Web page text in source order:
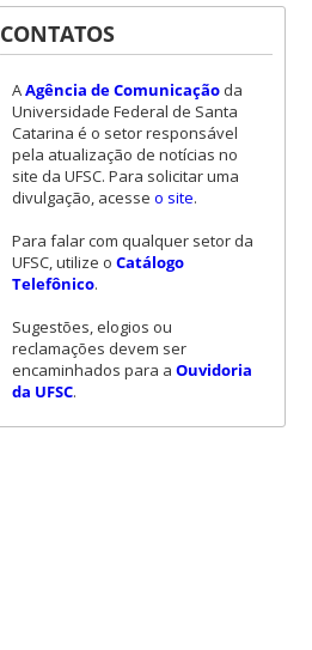
CONTATOS
AAgência de Comunicaçãoda
Universidade Federal de Santa
Catarina é o setor responsável
pela atualização de notícias no
site da UFSC. Para solicitar uma
divulgação, acesse o site.
Para falar com qualquer setor da
UFSC, utilize o Catálogo
Telefônico.
Sugestões, elogios ou
reclamações devem ser
encaminhados para a Ouvidoria
da UFSC.